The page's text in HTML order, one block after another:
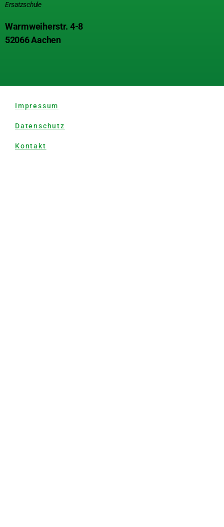
Ersatzschule
Warmweiherstr. 4-8
52066 Aachen
Impressum
Datenschutz
Kontakt